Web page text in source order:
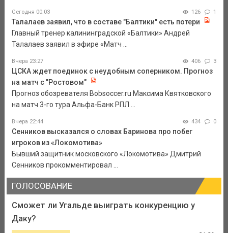
Сегодня 00:03 126 1
Талалаев заявил, что в составе "Балтики" есть потери
Главный тренер калининградской «Балтики» Андрей
Талалаев заявил в эфире «Матч ...
Вчера 23:27 406 3
ЦСКА ждет поединок с неудобным соперником. Прогноз
на матч с "Ростовом"
Прогноз обозревателя Bobsoccer.ru Максима Квятковского
на матч 3-го тура Альфа-Банк РПЛ ...
Вчера 22:44 434 0
Сенников высказался о словах Баринова про побег
игроков из «Локомотива»
Бывший защитник московского «Локомотива» Дмитрий
Сенников прокомментировал ...
ГОЛОСОВАНИЕ
Сможет ли Угальде выиграть конкуренцию у
Даку?